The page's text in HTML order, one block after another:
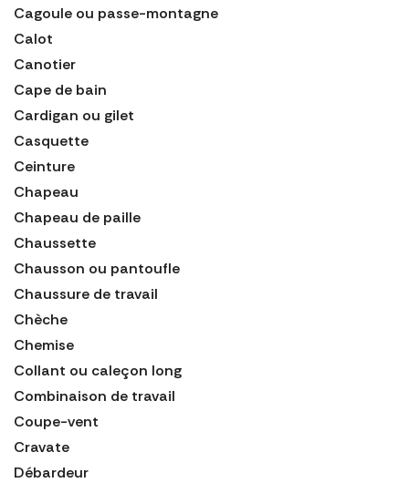
Cagoule ou passe-montagne
Calot
Canotier
Cape de bain
Cardigan ou gilet
Casquette
Ceinture
Chapeau
Chapeau de paille
Chaussette
Chausson ou pantoufle
Chaussure de travail
Chèche
Chemise
Collant ou caleçon long
Combinaison de travail
Coupe-vent
Cravate
Débardeur